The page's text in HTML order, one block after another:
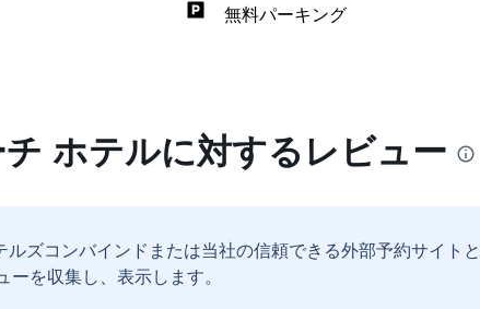
無料パーキング
ホテルに対するレビュー
ルズコンバインドまたは当社の信頼できる外部予約サイト
を収集し、表示します。